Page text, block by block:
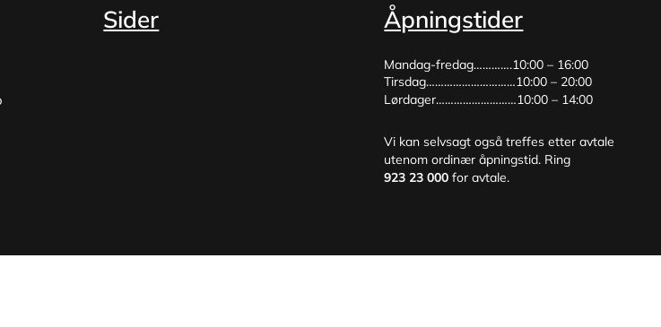
Sider Åpningstider
Mandag-fredag………….10:00 – 16:00
Tirsdag…………………………10:00 – 20:00
Lørdager………………………10:00 – 14:00
Vi kan selvsagt også treffes etter avtale
utenom ordinær åpningstid. Ring
923 23 000 for avtale.